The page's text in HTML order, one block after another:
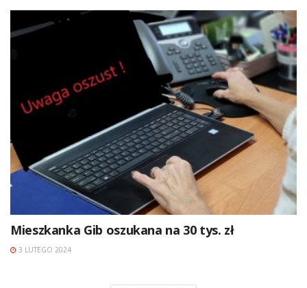
Mieszkanka Gib oszukana na 30 tys. zł
3 LUTEGO 2024